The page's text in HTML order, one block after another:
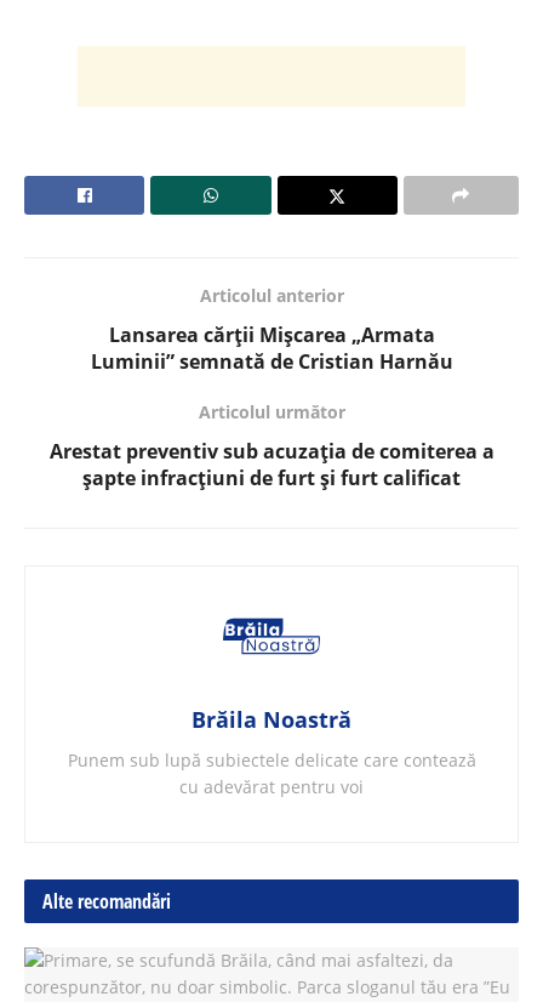
Articolul anterior
Lansarea cărții Mișcarea „Armata
Luminii” semnată de Cristian Harnău
Articolul următor
Arestat preventiv sub acuzația de comiterea a
șapte infracțiuni de furt și furt calificat
Brăila Noastră
Punem sub lupă subiectele delicate care contează
cu adevărat pentru voi
Alte recomandări